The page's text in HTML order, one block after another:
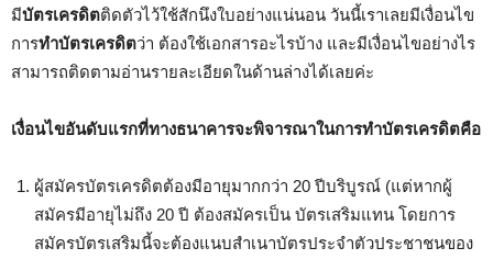
มีบัตรเครดิตติดตัวไว้ใช้สักนึงใบอย่างแน่นอน วันนี้เราเลยมีเงื่อนไข
การทำบัตรเครดิตว่า ต้องใช้เอกสารอะไรบ้าง และมีเงื่อนไขอย่างไร
สามารถติดตามอ่านรายละเอียดในด้านล่างได้เลยค่ะ
เงื่อนไขอันดับแรกที่ทางธนาคารจะพิจารณาในการทำบัตรเครดิตคือ
ผู้สมัครบัตรเครดิตต้องมีอายุมากกว่า 20 ปีบริบูรณ์ (แต่หากผู้
สมัครมีอายุไม่ถึง 20 ปี ต้องสมัครเป็น บัตรเสริมแทน โดยการ
สมัครบัตรเสริมนี้จะต้องแนบสำเนาบัตรประจำตัวประชาชนของ